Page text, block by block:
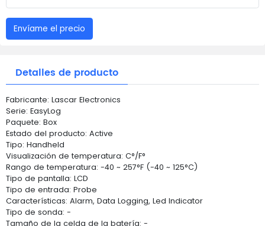
Envíame el precio
Detalles de producto
Fabricante: Lascar Electronics
Serie: EasyLog
Paquete: Box
Estado del producto: Active
Tipo: Handheld
Visualización de temperatura: C°/F°
Rango de temperatura: -40 ~ 257°F (-40 ~ 125°C)
Tipo de pantalla: LCD
Tipo de entrada: Probe
Características: Alarm, Data Logging, Led Indicator
Tipo de sonda: -
Tamaño de la celda de la batería: -